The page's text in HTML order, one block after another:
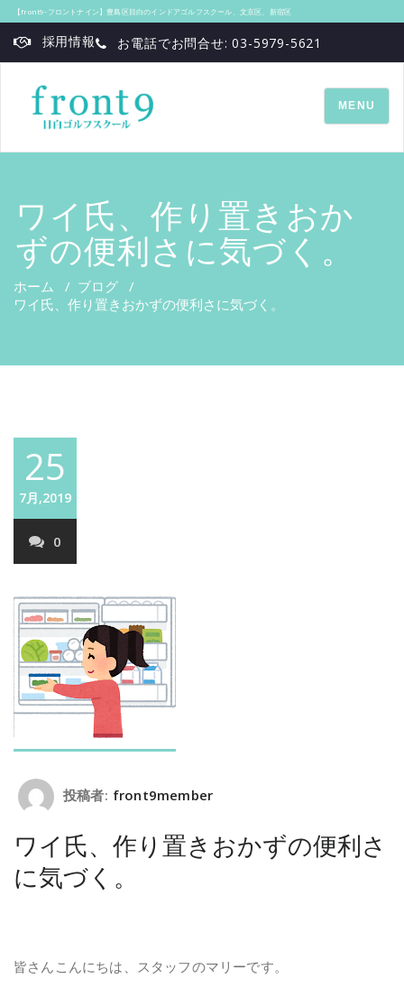
【front9‐フロントナイン】豊島区目白のインドアゴルフスクール、文京区、新宿区
採用情報 お電話でお問合せ: 03-5979-5621
TOGGLE
MENU
ワイ氏、作り置きおか
ずの便利さに気づく。
ホーム / ブログ /
ワイ氏、作り置きおかずの便利さに気づく。
25
7月,2019
0
投稿者: front9member
ワイ氏、作り置きおかずの便利さ
に気づく。
皆さんこんにちは、スタッフのマリーです。